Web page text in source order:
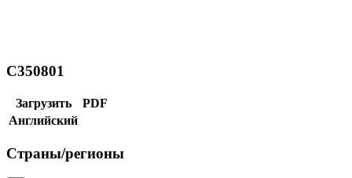
C350801
Загрузить
PDF
Английский
Страны/регионы